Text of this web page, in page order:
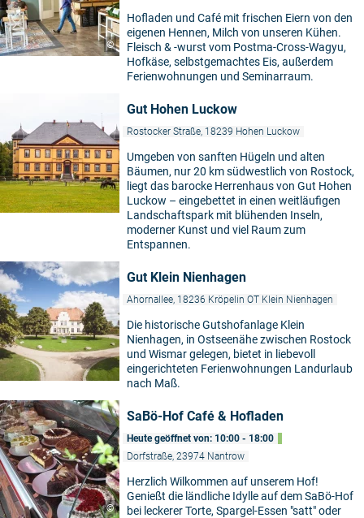
©
Hofladen und Café mit frischen Eiern von den
eigenen Hennen, Milch von unseren Kühen.
Fleisch & -wurst vom Postma-Cross-Wagyu,
Hofkäse, selbstgemachtes Eis, außerdem
Ferienwohnungen und Seminarraum.
Gut Hohen Luckow
Rostocker Straße, 18239 Hohen Luckow
Umgeben von sanften Hügeln und alten
Bäumen, nur 20 km südwestlich von Rostock,
liegt das barocke Herrenhaus von Gut Hohen
Luckow – eingebettet in einen weitläufigen
Landschaftspark mit blühenden Inseln,
moderner Kunst und viel Raum zum
Entspannen.
Gut Klein Nienhagen
Ahornallee, 18236 Kröpelin OT Klein Nienhagen
Die historische Gutshofanlage Klein
Nienhagen, in Ostseenähe zwischen Rostock
und Wismar gelegen, bietet in liebevoll
eingerichteten Ferienwohnungen Landurlaub
nach Maß.
©
SaBö-Hof Café & Hofladen
Heute geöffnet von: 10:00 - 18:00
Dorfstraße, 23974 Nantrow
Herzlich Wilkommen auf unserem Hof!
Genießt die ländliche Idylle auf dem SaBö-Hof
bei leckerer Torte, Spargel-Essen "satt" oder